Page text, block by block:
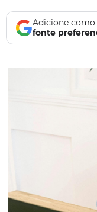
Adicione como
fonte